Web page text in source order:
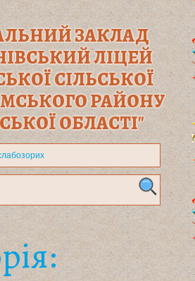
ЗАКЛАД
ЛІЦЕЙ
СІЛЬСЬКОЇ
РАЙОНУ
ОБЛАСТІ"